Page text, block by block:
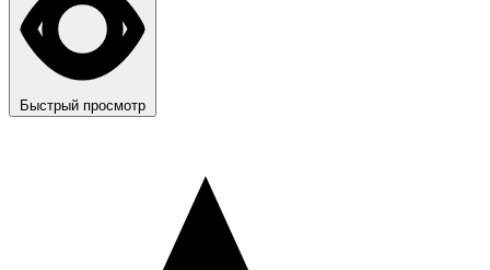
Быстрый просмотр